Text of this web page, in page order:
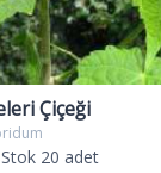
alev
ağacı
Çiçeği
20 adet